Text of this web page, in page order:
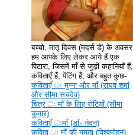
बच्चो, मातृ दिवस (मदर्स डे) के अवसर
हम आपके लिए लेकर आये हैं एक
पिटारा, जिसमें माँ से जुड़ी कहानियाँ हैं,
कविताएँ हैं, पेंटिंग हैं, और बहुत कुछ-
कविताएँ ‍ः मुन्ना और माँ (राघव शर्मा
और सीमा सचदेव)
चित्र ‍ः माँ के लिए रोटियाँ (सीमा
कुमार)
कविताएँ ‍ःमाँ (डॉ॰ नंदन)
कविता ‍ः माँ की ममता (विश्वमोहन)